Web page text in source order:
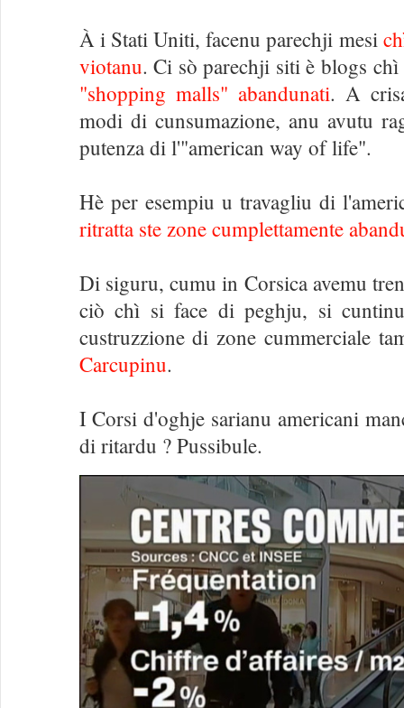
À i Stati Uniti, facenu parechji mesi
viotanu. Ci sò parechji siti è blogs
"shopping malls" abandunati. A
modi di cunsumazione, anu avutu
putenza di l'"american way of life".
Hè per esempiu u travagliu di
ritratta ste zone cumplettamente
Di siguru, cumu in Corsica avemu
ciò chì si face di peghju, si
custruzzione di zone cummerciale
Carcupinu.
I Corsi d'oghje sarianu americani
di ritardu ? Pussibule.